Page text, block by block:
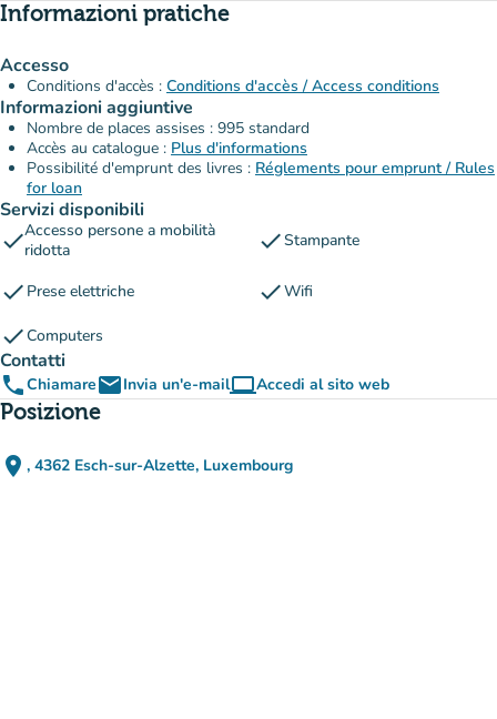
Informazioni pratiche
Accesso
Conditions d'accès : Conditions d'accès / Access conditions
Informazioni aggiuntive
Nombre de places assises : 995 standard
Accès au catalogue : Plus d'informations
Possibilité d'emprunt des livres : Réglements pour emprunt / Rules
for loan
Servizi disponibili
checkAccesso persone a mobilità
ridotta
checkStampante
check Prese elettriche checkWifi
checkComputers
Contatti
phoneChiamareemailInvia un'e-mailcomputerAccedi al sito web
(nuova scheda)
Posizione
place , 4362 Esch-sur-Alzette, Luxembourg
(apri in Google Maps)
(nuova scheda)